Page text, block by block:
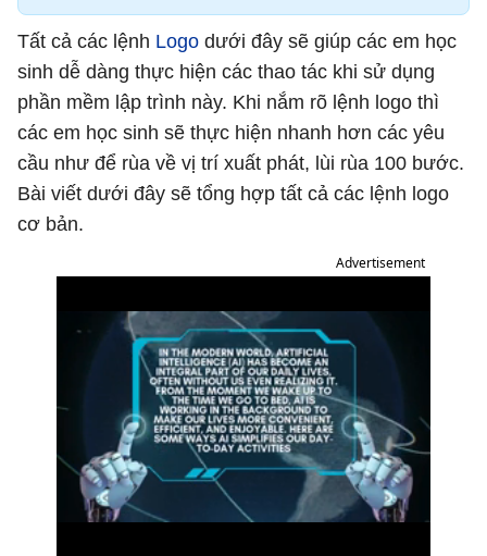
Tất cả các lệnh Logo dưới đây sẽ giúp các em học
sinh dễ dàng thực hiện các thao tác khi sử dụng
phần mềm lập trình này. Khi nắm rõ lệnh logo thì
các em học sinh sẽ thực hiện nhanh hơn các yêu
cầu như để rùa về vị trí xuất phát, lùi rùa 100 bước.
Bài viết dưới đây sẽ tổng hợp tất cả các lệnh logo
cơ bản.
Advertisement